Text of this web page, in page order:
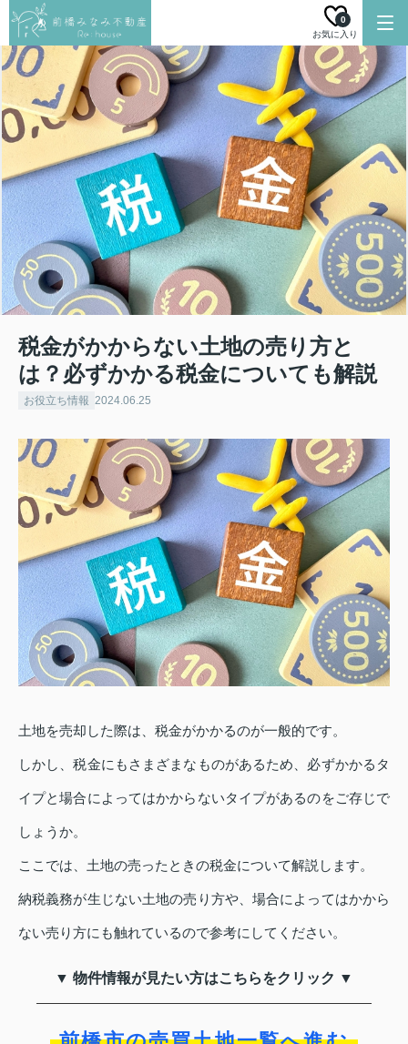
お気に入り
0
税金がかからない土地の売り方と
は？必ずかかる税金についても解説
お役立ち情報 2024.06.25
土地を売却した際は、税金がかかるのが一般的です。
しかし、税金にもさまざまなものがあるため、必ずかかるタ
イプと場合によってはかからないタイプがあるのをご存じで
しょうか。
ここでは、土地の売ったときの税金について解説します。
納税義務が生じない土地の売り方や、場合によってはかから
ない売り方にも触れているので参考にしてください。
▼ 物件情報が見たい方はこちらをクリック ▼